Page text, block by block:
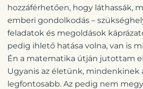
hozzáférhetően, hogy láthassák,
emberi gondolkodás –
feladatok és megoldások
pedig ihlető hatása volna, van is
Én a matematika útján jutottam
Ugyanis az életünk, mindenkinek
legfontosabb. Az pedig nem